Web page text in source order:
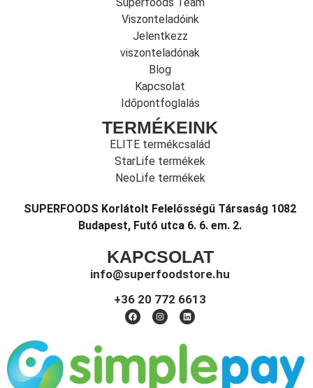
Viszonteladóink
Jelentkezz
viszonteladónak
Blog
Kapcsolat
Időpontfoglalás
TERMÉKEINK
ELITE termékcsalád
StarLife termékek
NeoLife termékek
SUPERFOODS Korlátolt Felelősségű Társaság 1082
Budapest, Futó utca 6. 6. em. 2.
KAPCSOLAT
info@superfoodstore.hu
+36 20 772 6613